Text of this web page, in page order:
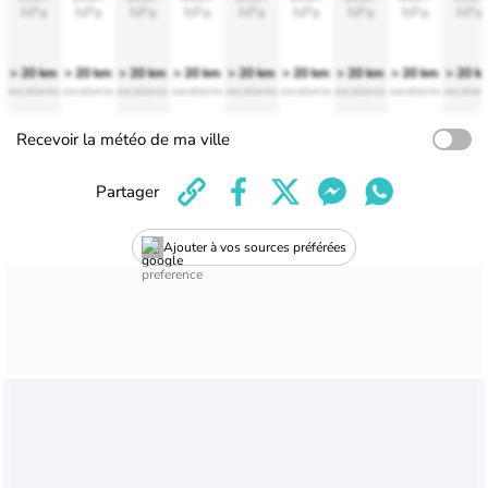
hPa
> 20 km
excellente
hPa
> 20 km
excellente
hPa
> 20 km
excellente
hPa
> 20 km
excellente
hPa
> 20 km
excellente
hPa
> 20 km
excellente
hPa
> 20 km
excellente
hPa
> 20 km
excellente
hPa
> 20
Recevoir la météo de ma ville
Ajouter à vos sources préférées
Partager